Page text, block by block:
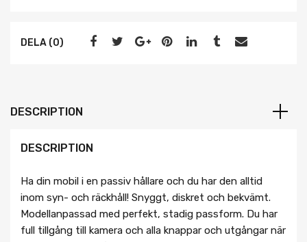
DELA (0)
DESCRIPTION
DESCRIPTION
Ha din mobil i en passiv hållare och du har den alltid
inom syn- och räckhåll! Snyggt, diskret och bekvämt.
Modellanpassad med perfekt, stadig passform. Du har
full tillgång till kamera och alla knappar och utgångar när